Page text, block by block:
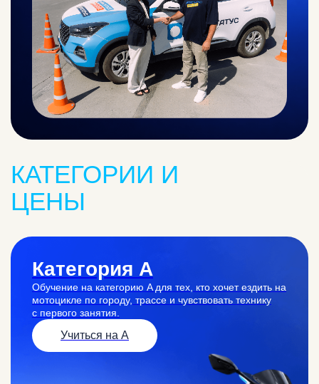
КАТЕГОРИИ И
ЦЕНЫ
Категория A
Обучение на категорию A для тех, кто хочет ездить на
мотоцикле по городу, трассе и чувствовать технику
с первого занятия.
Учиться на А